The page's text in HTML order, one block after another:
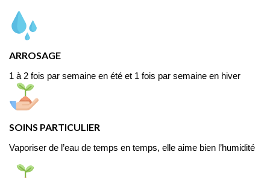
ARROSAGE
1 à 2 fois par semaine en été et 1 fois par semaine en hiver
SOINS PARTICULIER
Vaporiser de l’eau de temps en temps, elle aime bien l’humidité